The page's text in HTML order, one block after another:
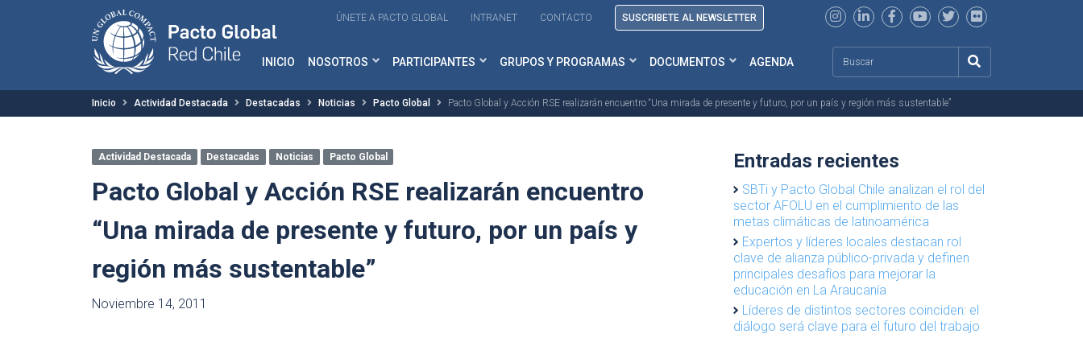
ÚNETE A PACTO GLOBAL INTRANET CONTACTO SUSCRIBETE AL NEWSLETTER
INICIO NOSOTROS PARTICIPANTES GRUPOS Y PROGRAMAS DOCUMENTOS AGENDA
Inicio Actividad Destacada Destacadas Noticias Pacto Global Pacto Global y Acción RSE realizarán encuentro “Una mirada de presente y futuro, por un país y región más sustentable”
Actividad Destacada Destacadas Noticias Pacto Global
Pacto Global y Acción RSE realizarán encuentro
“Una mirada de presente y futuro, por un país y
región más sustentable”
Noviembre 14, 2011
Entradas recientes
SBTi y Pacto Global Chile analizan el rol del
sector AFOLU en el cumplimiento de las
metas climáticas de latinoamérica
Expertos y líderes locales destacan rol
clave de alianza público-privada y definen
principales desafíos para mejorar la
educación en La Araucanía
Líderes de distintos sectores coinciden: el
diálogo será clave para el futuro del trabajo